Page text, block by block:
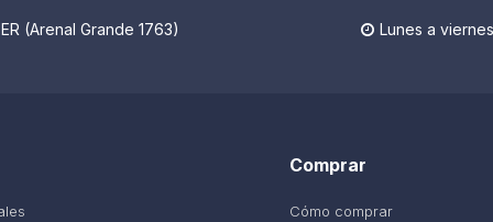
(Arenal Grande 1763)  Lunes a
Comprar
Cómo comprar